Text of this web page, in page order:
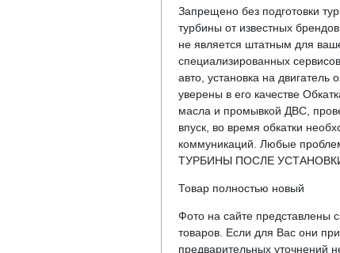
Запрещено без подготовки
турбины от известных
не является штатным для
специализированных
авто, установка на двигатель
уверены в его качестве
масла и промывкой ДВС,
впуск, во время обкатки
коммуникаций. Любые
ТУРБИНЫ ПОСЛЕ
Товар полностью новый
Фото на сайте представлены
товаров. Если для Вас они
предварительных уточнений